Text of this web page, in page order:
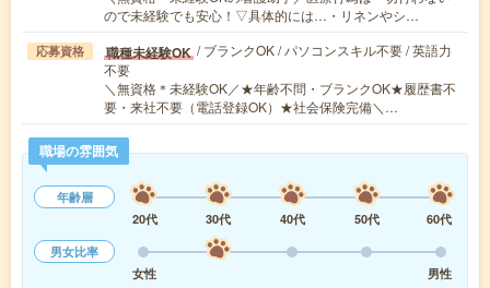
ので未経験でも安心！▽具体的には…・リネンやシ…
応募資格 職種未経験OK / ブランクOK / パソコンスキル不要 / 英語力
不要
＼無資格＊未経験OK／★年齢不問・ブランクOK★履歴書不
要・来社不要（電話登録OK）★社会保険完備＼…
職場の雰囲気
年齢層
20代
30代 40代 50代
60代
男女比率
女性
男性